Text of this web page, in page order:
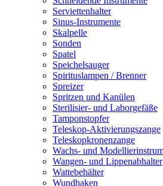
Serviettenhalter
Sinus-Instrumente
Skalpelle
Sonden
Spatel
Speichelsauger
Spirituslampen / Brenner
Spreizer
Spritzen und Kanülen
Sterilisier- und Laborgefäße
Tamponstopfer
Teleskop-Aktivierungszange
Teleskopkronenzange
Wachs- und
Wangen- und Lippenabhalter
Wattebehälter
Wundhaken